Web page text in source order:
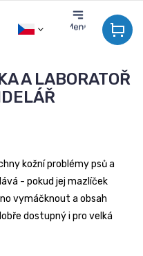
A LABORATOŘ
kožní problémy psů a
- pokud jej mazlíček
vymáčknout a obsah
dostupný i pro velká